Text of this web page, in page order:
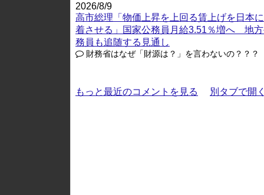
2026/8/9
高市総理「物価上昇を上回る賃上げを日本
着させる」国家公務員月給3.51％増へ 地
務員も追随する見通し
財務省はなぜ「財源は？」を言わないの？？？
もっと最近のコメントを見る 別タブで開く